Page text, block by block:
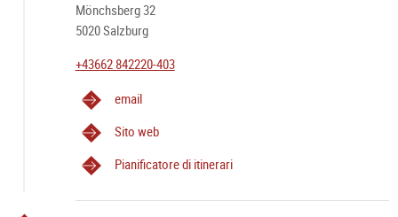
Mönchsberg 32
5020 Salzburg
+43662 842220-403
email
Sito web
Pianificatore di itinerari